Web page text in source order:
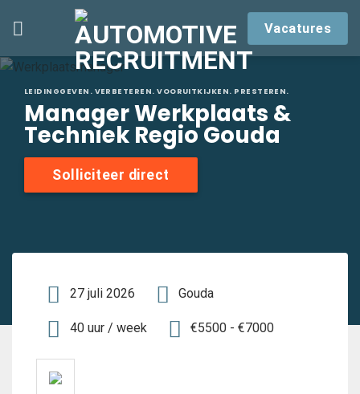
Vacatures
LEIDINGGEVEN. VERBETEREN. VOORUITKIJKEN. PRESTEREN.
Manager Werkplaats &
Techniek Regio Gouda
Solliciteer direct
27 juli 2026 Gouda
40 uur / week €5500 - €7000